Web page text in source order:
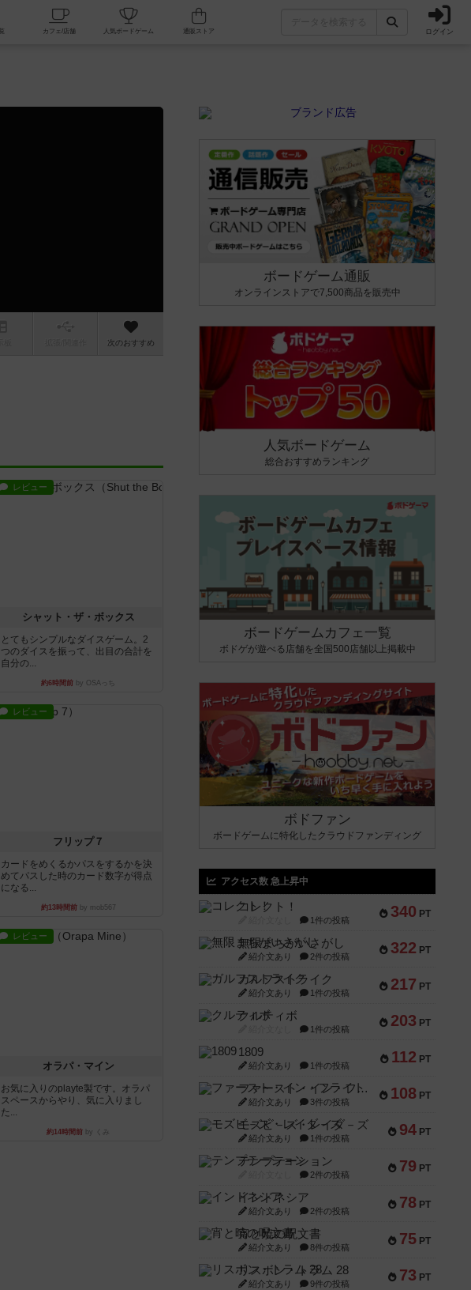
掲示板一覧 カフェ/店舗 人気ボードゲーム ログイン
次のおすすめ
レビュー
シャット・ザ・ボックス
とてもシンプルなダイスゲーム。2
つのダイスを振って、出目の合計を
自分の...
約6時間前 by OSAっち
レビュー
フリップ７
カードをめくるかパスをするかを決
めてパスした時のカード数字が得点
になる...
約13時間前by mob567
レビュー
オラパ・マイン
お気に入りのplayte製です。オラパ
スペースからやり、気に入りまし
た...
約14時間前 by くみ
ボードゲーム通販
オンラインストアで7,500商品を販売中
人気ボードゲーム
総合おすすめランキング
ボードゲームカフェ一覧
ボドゲが遊べる店舗を全国500店舗以上掲載中
ボドファン
ボードゲームに特化したクラウドファンディング
アクセス数 急上昇中
340 PT
コレクト！
1件の投稿
322 PT
無限まちがいさがし
紹介文あり 2件の投稿
217 PT
ガルフストライク
紹介文あり 1件の投稿
203 PT
クルティボ
1件の投稿
112 PT
1809
紹介文あり 1件の投稿
108 PT
ファースト・イン・フライト
紹介文あり 3件の投稿
94 PT
モズビ－ズ・レイダ－ズ
紹介文あり 1件の投稿
79 PT
テンプテーション
2件の投稿
78 PT
インドネシア
紹介文あり 2件の投稿
75 PT
宵と暁の呪文書
紹介文あり 8件の投稿
73 PT
リスボン・トラム 28
紹介文あり 9件の投稿